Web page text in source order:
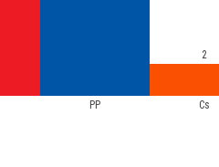
PP Cs
2